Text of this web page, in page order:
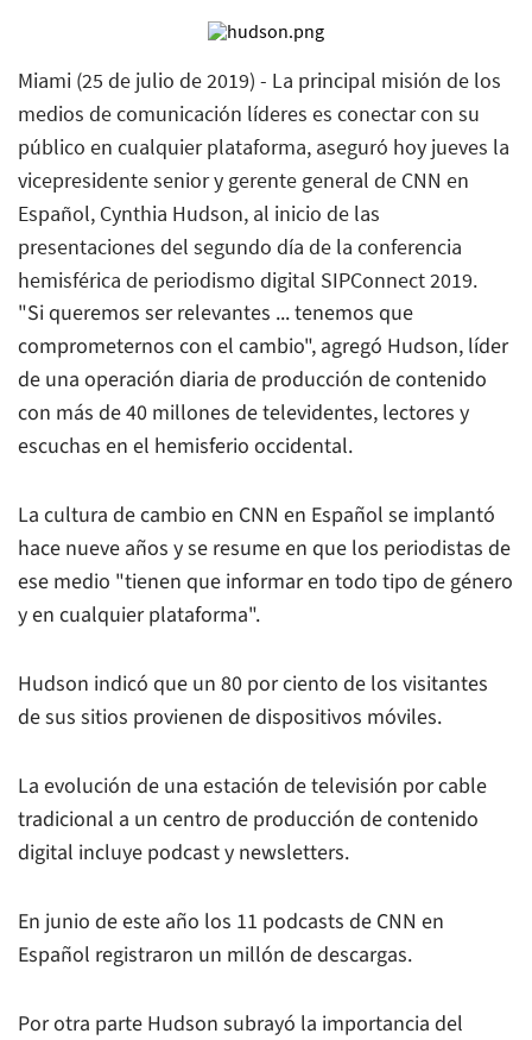
Miami (25 de julio de 2019) - La principal misión de los
medios de comunicación líderes es conectar con su
público en cualquier plataforma, aseguró hoy jueves la
vicepresidente senior y gerente general de CNN en
Español, Cynthia Hudson, al inicio de las
presentaciones del segundo día de la conferencia
hemisférica de periodismo digital SIPConnect 2019.
"Si queremos ser relevantes ... tenemos que
comprometernos con el cambio", agregó Hudson, líder
de una operación diaria de producción de contenido
con más de 40 millones de televidentes, lectores y
escuchas en el hemisferio occidental.
La cultura de cambio en CNN en Español se implantó
hace nueve años y se resume en que los periodistas de
ese medio "tienen que informar en todo tipo de género
y en cualquier plataforma".
Hudson indicó que un 80 por ciento de los visitantes
de sus sitios provienen de dispositivos móviles.
La evolución de una estación de televisión por cable
tradicional a un centro de producción de contenido
digital incluye podcast y newsletters.
En junio de este año los 11 podcasts de CNN en
Español registraron un millón de descargas.
Por otra parte Hudson subrayó la importancia del